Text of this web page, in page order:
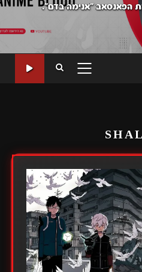
הפאנסאב "אנימה בדם".
PRIMARY